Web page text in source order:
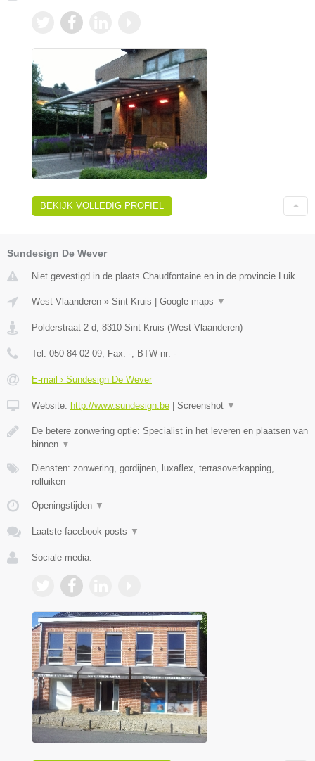
BEKIJK VOLLEDIG PROFIEL
Sundesign De Wever
Niet gevestigd in de plaats Chaudfontaine en in de provincie Luik.
West-Vlaanderen » Sint Kruis Google maps ▼
Polderstraat 2 d, 8310 Sint Kruis (West-Vlaanderen)
Tel: 050 84 02 09, Fax: -, BTW-nr: -
E-mail › Sundesign De Wever
Website: http://www.sundesign.be Screenshot ▼
De betere zonwering optie: Specialist in het leveren en plaatsen van
binnen ▼
Diensten: zonwering, gordijnen, luxaflex, terrasoverkapping,
rolluiken
Openingstijden ▼
Laatste facebook posts ▼
Sociale media: